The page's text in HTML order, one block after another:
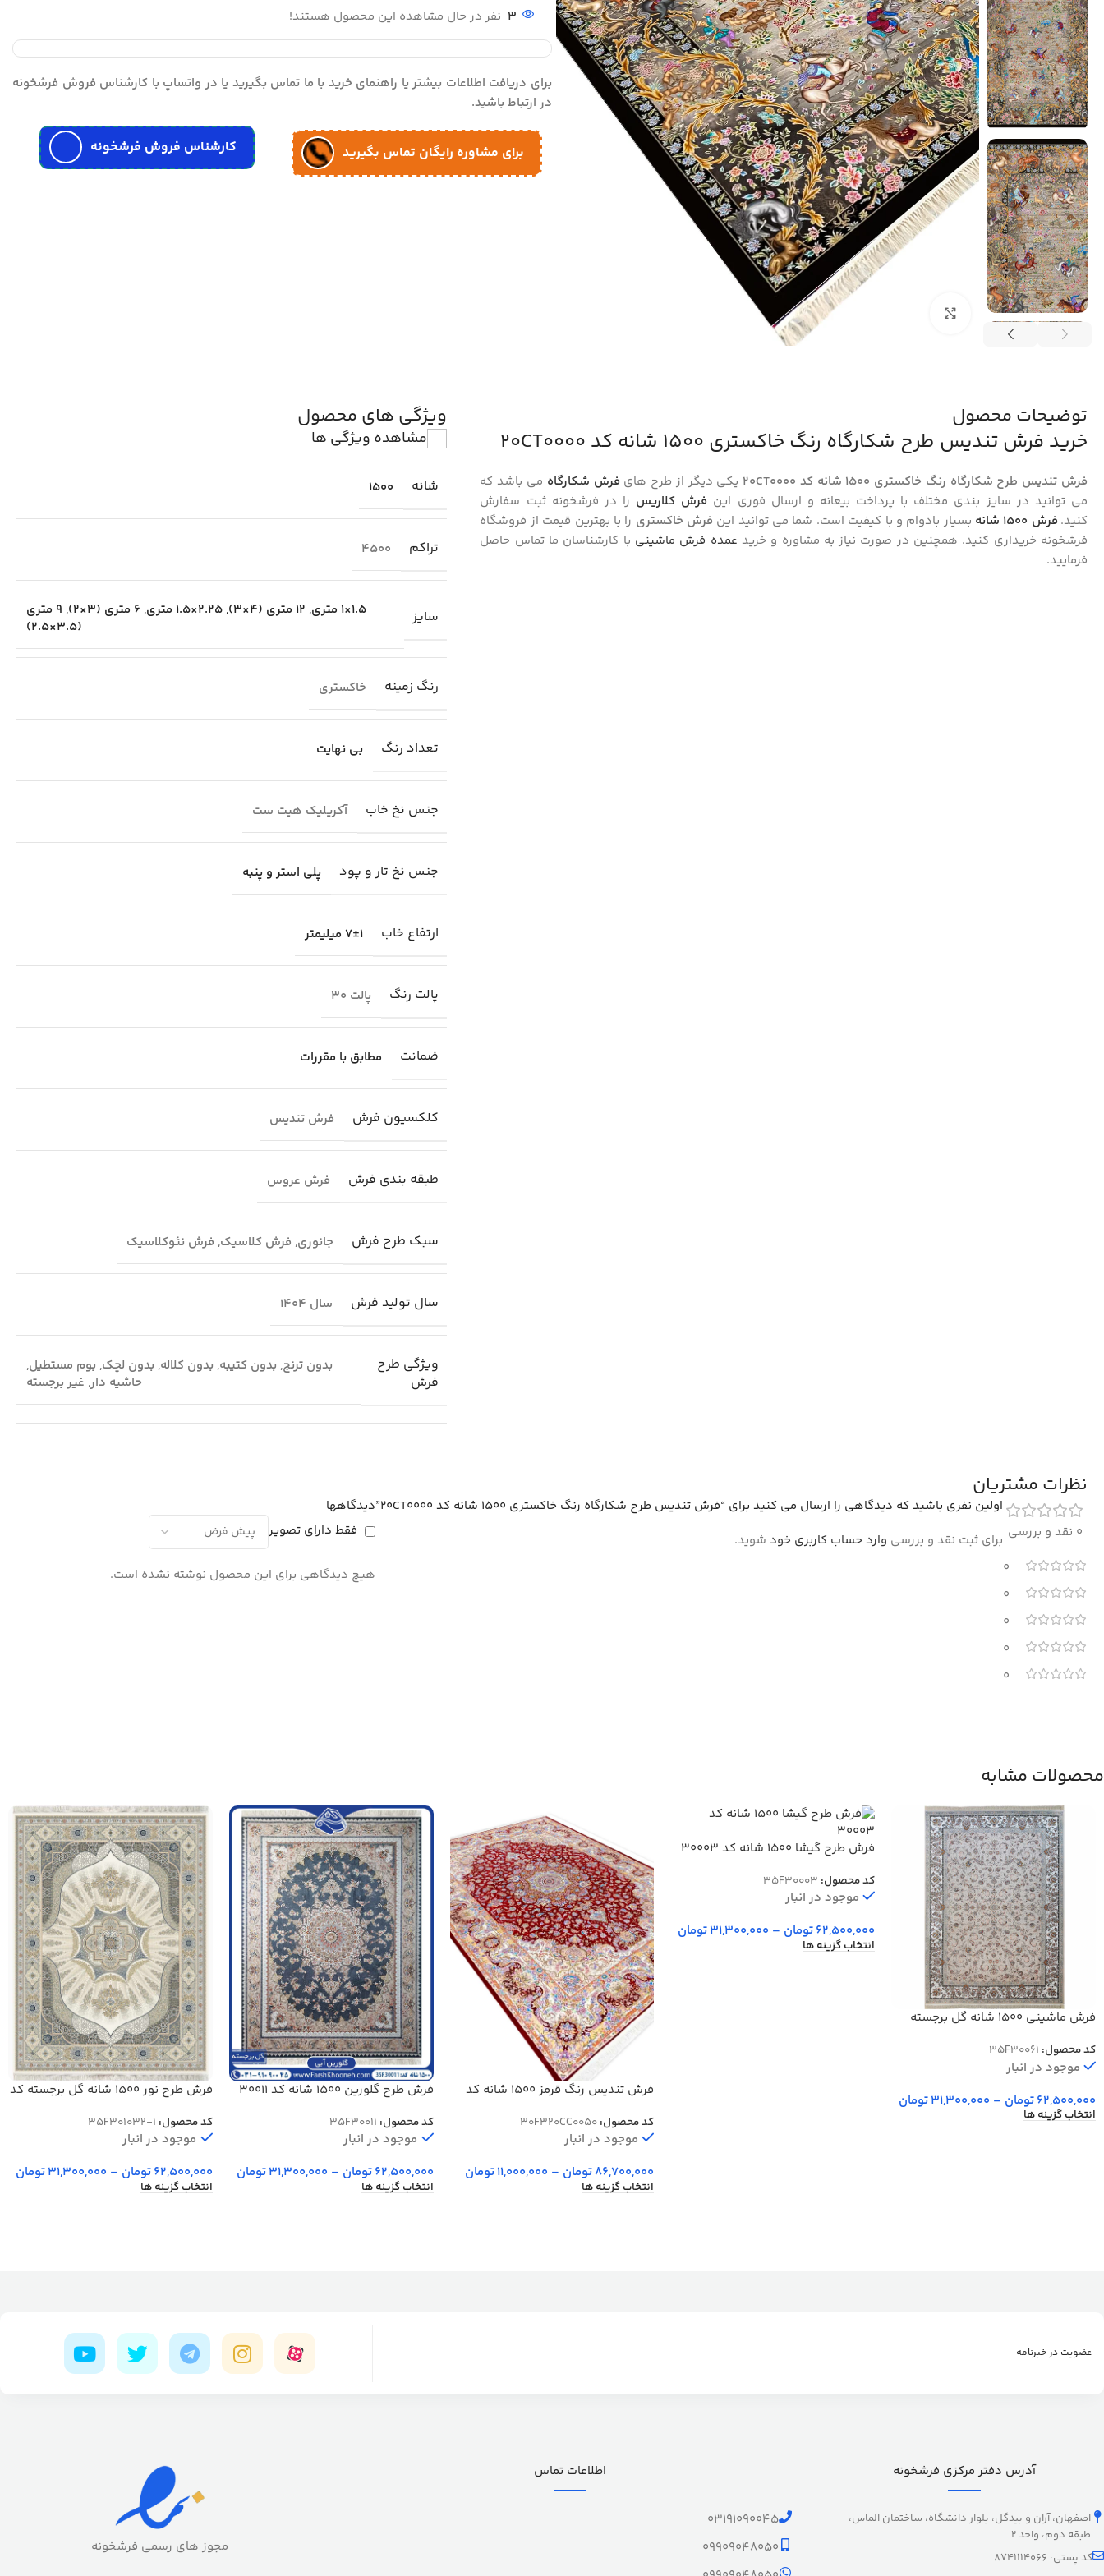
3 نفر در حال مشاهده این محصول هستند!
برای دریافت اطلاعات بیشتر یا راهنمای خرید با ما تماس بگیرید یا در واتساپ با کارشناس فروش فرشخونه
در ارتباط باشید.
برای مشاوره رایگان تماس بگیرید کارشناس فروش فرشخونه
توضیحات محصول
خرید فرش تندیس طرح شکارگاه رنگ خاکستری 1500 شانه کد 20CT0000
فرش تندیس طرح شکارگاه رنگ خاکستری 1500 شانه کد 20CT0000 یکی دیگر از طرح های فرش شکارگاه می باشد که
می توانید در سایز بندی مختلف با پرداخت بیعانه و ارسال فوری این فرش کلاریس را در فرشخونه ثبت سفارش
کنید. فرش 1500 شانه بسیار بادوام و با کیفیت است. شما می توانید این فرش خاکستری را با بهترین قیمت از فروشگاه
فرشخونه خریداری کنید. همچنین در صورت نیاز به مشاوره و خرید عمده فرش ماشینی با کارشناسان ما تماس حاصل
فرمایید.
ویژگی های محصول
مشاهده ویژگی ها
شانه 1500
تراکم 4500
سایز 1.5×1 متری , 12 متری (4×3) ,2.25×1.5 متری , 6 متری (3×2) ,
9 متری
(3.5×2.5)
رنگ زمینه خاکستری
تعداد رنگ بی نهایت
جنس نخ خاب آکریلیک هیت ست
جنس نخ تار و پود پلی استر و پنبه
ارتفاع خاب 7±1 میلیمتر
پالت رنگ پالت 30
ضمانت مطابق با مقررات
کلکسیون فرش فرش تندیس
طبقه بندی فرش فرش عروس
سبک طرح فرش جانوری, فرش کلاسیک, فرش نئوکلاسیک
سال تولید فرش سال 1404
ویژگی طرح
فرش
بدون ترنج, بدون کتیبه, بدون کلاله, بدون لچک, بوم مستطیل,
حاشیه دار, غیر برجسته
نظرات مشتریان
0 نقد و بررسی
0
0
0
0
0
دیدگاهها
فقط دارای تصویر
هیچ دیدگاهی برای این محصول نوشته نشده است.
اولین نفری باشید که دیدگاهی را ارسال می کنید برای “فرش تندیس طرح شکارگاه رنگ خاکستری 1500 شانه کد 20CT0000”
برای ثبت نقد و بررسی وارد حساب کاربری خود شوید.
محصولات مشابه
فرش ماشینی 1500 شانه گل برجسته
کد محصول: 35F30061
موجود در انبار
62,500,000تومان –
31,300,000تومان
انتخاب گزینه ها
فرش طرح گیشا 1500 شانه کد 30003
کد محصول: 35F30003
موجود در انبار
62,500,000تومان –
31,300,000تومان
انتخاب گزینه ها
فرش تندیس رنگ قرمز 1500 شانه کد
کد محصول:30F320CC0050
موجود در انبار
86,700,000تومان –
11,000,000تومان
انتخاب گزینه ها
فرش طرح گلورین 1500 شانه کد 30011
کد محصول: 35F30011
موجود در انبار
62,500,000تومان –
31,300,000تومان
انتخاب گزینه ها
فرش طرح نور 1500 شانه گل برجسته کد
کد محصول: 35F301032-1
موجود در انبار
62,500,000تومان –
31,300,000تومان
انتخاب گزینه ها
عضویت در خبرنامه
آدرس دفتر مرکزی فرشخونه
اصفهان، آران و بیدگل، بلوار دانشگاه، ساختمان الماس،
طبقه دوم، واحد 2
کد پستی: 8741114066
اطلاعات تماس
03191090045
09909048050
مجوز های رسمی فرشخونه